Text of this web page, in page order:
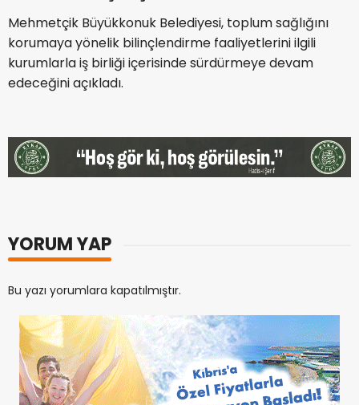
Mehmetçik Büyükkonuk Belediyesi, toplum sağlığını
korumaya yönelik bilinçlendirme faaliyetlerini ilgili
kurumlarla iş birliği içerisinde sürdürmeye devam
edeceğini açıkladı.
YORUM YAP
Bu yazı yorumlara kapatılmıştır.